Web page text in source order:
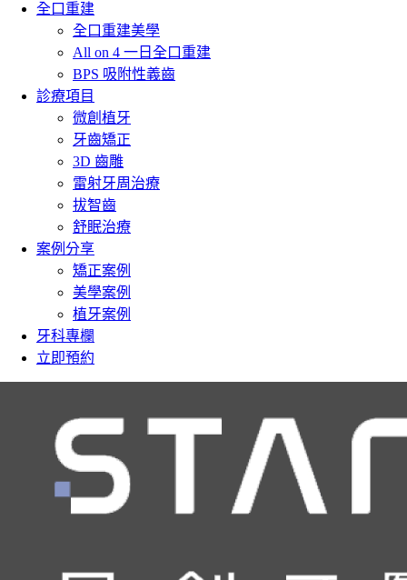
全口重建
全口重建美學
All on 4 一日全口重建
BPS 吸附性義齒
診療項目
微創植牙
牙齒矯正
3D 齒雕
雷射牙周治療
拔智齒
舒眠治療
案例分享
矯正案例
美學案例
植牙案例
牙科專欄
立即預約